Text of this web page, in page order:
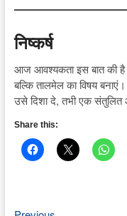
निष्कर्ष
आज आवश्यकता इस बात की है
बल्कि तालमेल का विषय
उसे दिशा दे, तभी एक संतुलित
Share this: